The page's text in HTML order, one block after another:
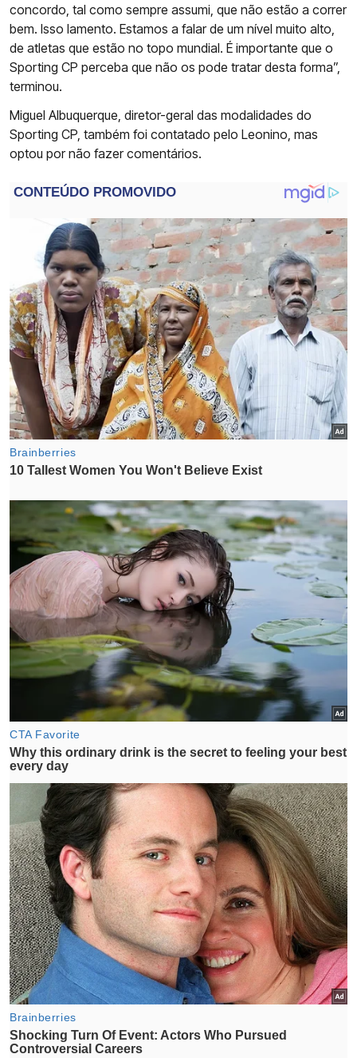
concordo, tal como sempre assumi, que não estão a correr
bem. Isso lamento. Estamos a falar de um nível muito alto,
de atletas que estão no topo mundial. É importante que o
Sporting CP perceba que não os pode tratar desta forma”,
terminou.
Miguel Albuquerque, diretor-geral das modalidades do
Sporting CP, também foi contatado pelo Leonino, mas
optou por não fazer comentários.